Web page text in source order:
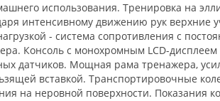
использования. Тренировка на
интенсивному движению рук верхние
- система сопротивления с
Консоль с монохромным LCD-
датчиков. Мощная рама тренажера,
вставкой. Транспортировочные
на неровной поверхности. Показания